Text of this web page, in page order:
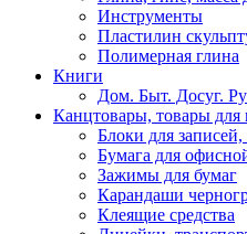
Инструменты
Пластилин
Полимерная глина
Книги
Дом. Быт. Досуг.
Канцтовары, товары
Блоки для записей,
Бумага для
Зажимы для бумаг
Карандаши
Клеящие средства